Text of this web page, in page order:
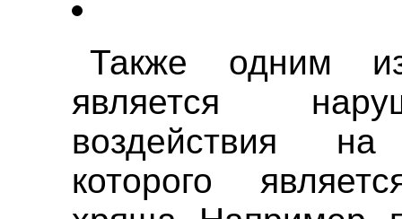
Также одним
является
воздействия
которого